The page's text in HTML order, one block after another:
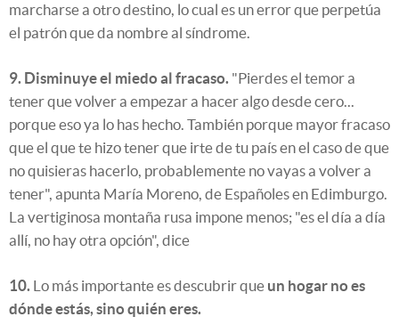
marcharse a otro destino, lo cual es un error que perpetúa
el patrón que da nombre al síndrome.
9. Disminuye el miedo al fracaso. "Pierdes el temor a
tener que volver a empezar a hacer algo desde cero...
porque eso ya lo has hecho. También porque mayor fracaso
que el que te hizo tener que irte de tu país en el caso de que
no quisieras hacerlo, probablemente no vayas a volver a
tener", apunta María Moreno, de Españoles en Edimburgo.
La vertiginosa montaña rusa impone menos; "es el día a día
allí, no hay otra opción", dice
10. Lo más importante es descubrir que un hogar no es
dónde estás, sino quién eres.